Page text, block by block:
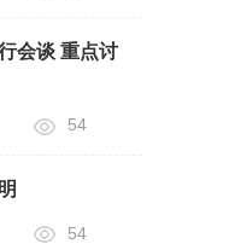
会谈 重点讨
54
54